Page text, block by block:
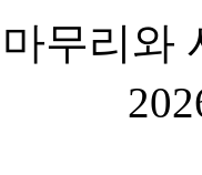
무리와